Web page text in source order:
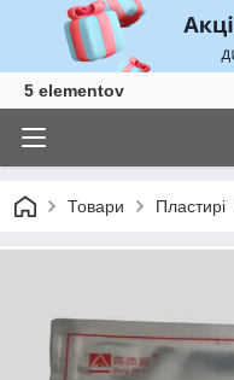
5 elementov
Товари Пластирі